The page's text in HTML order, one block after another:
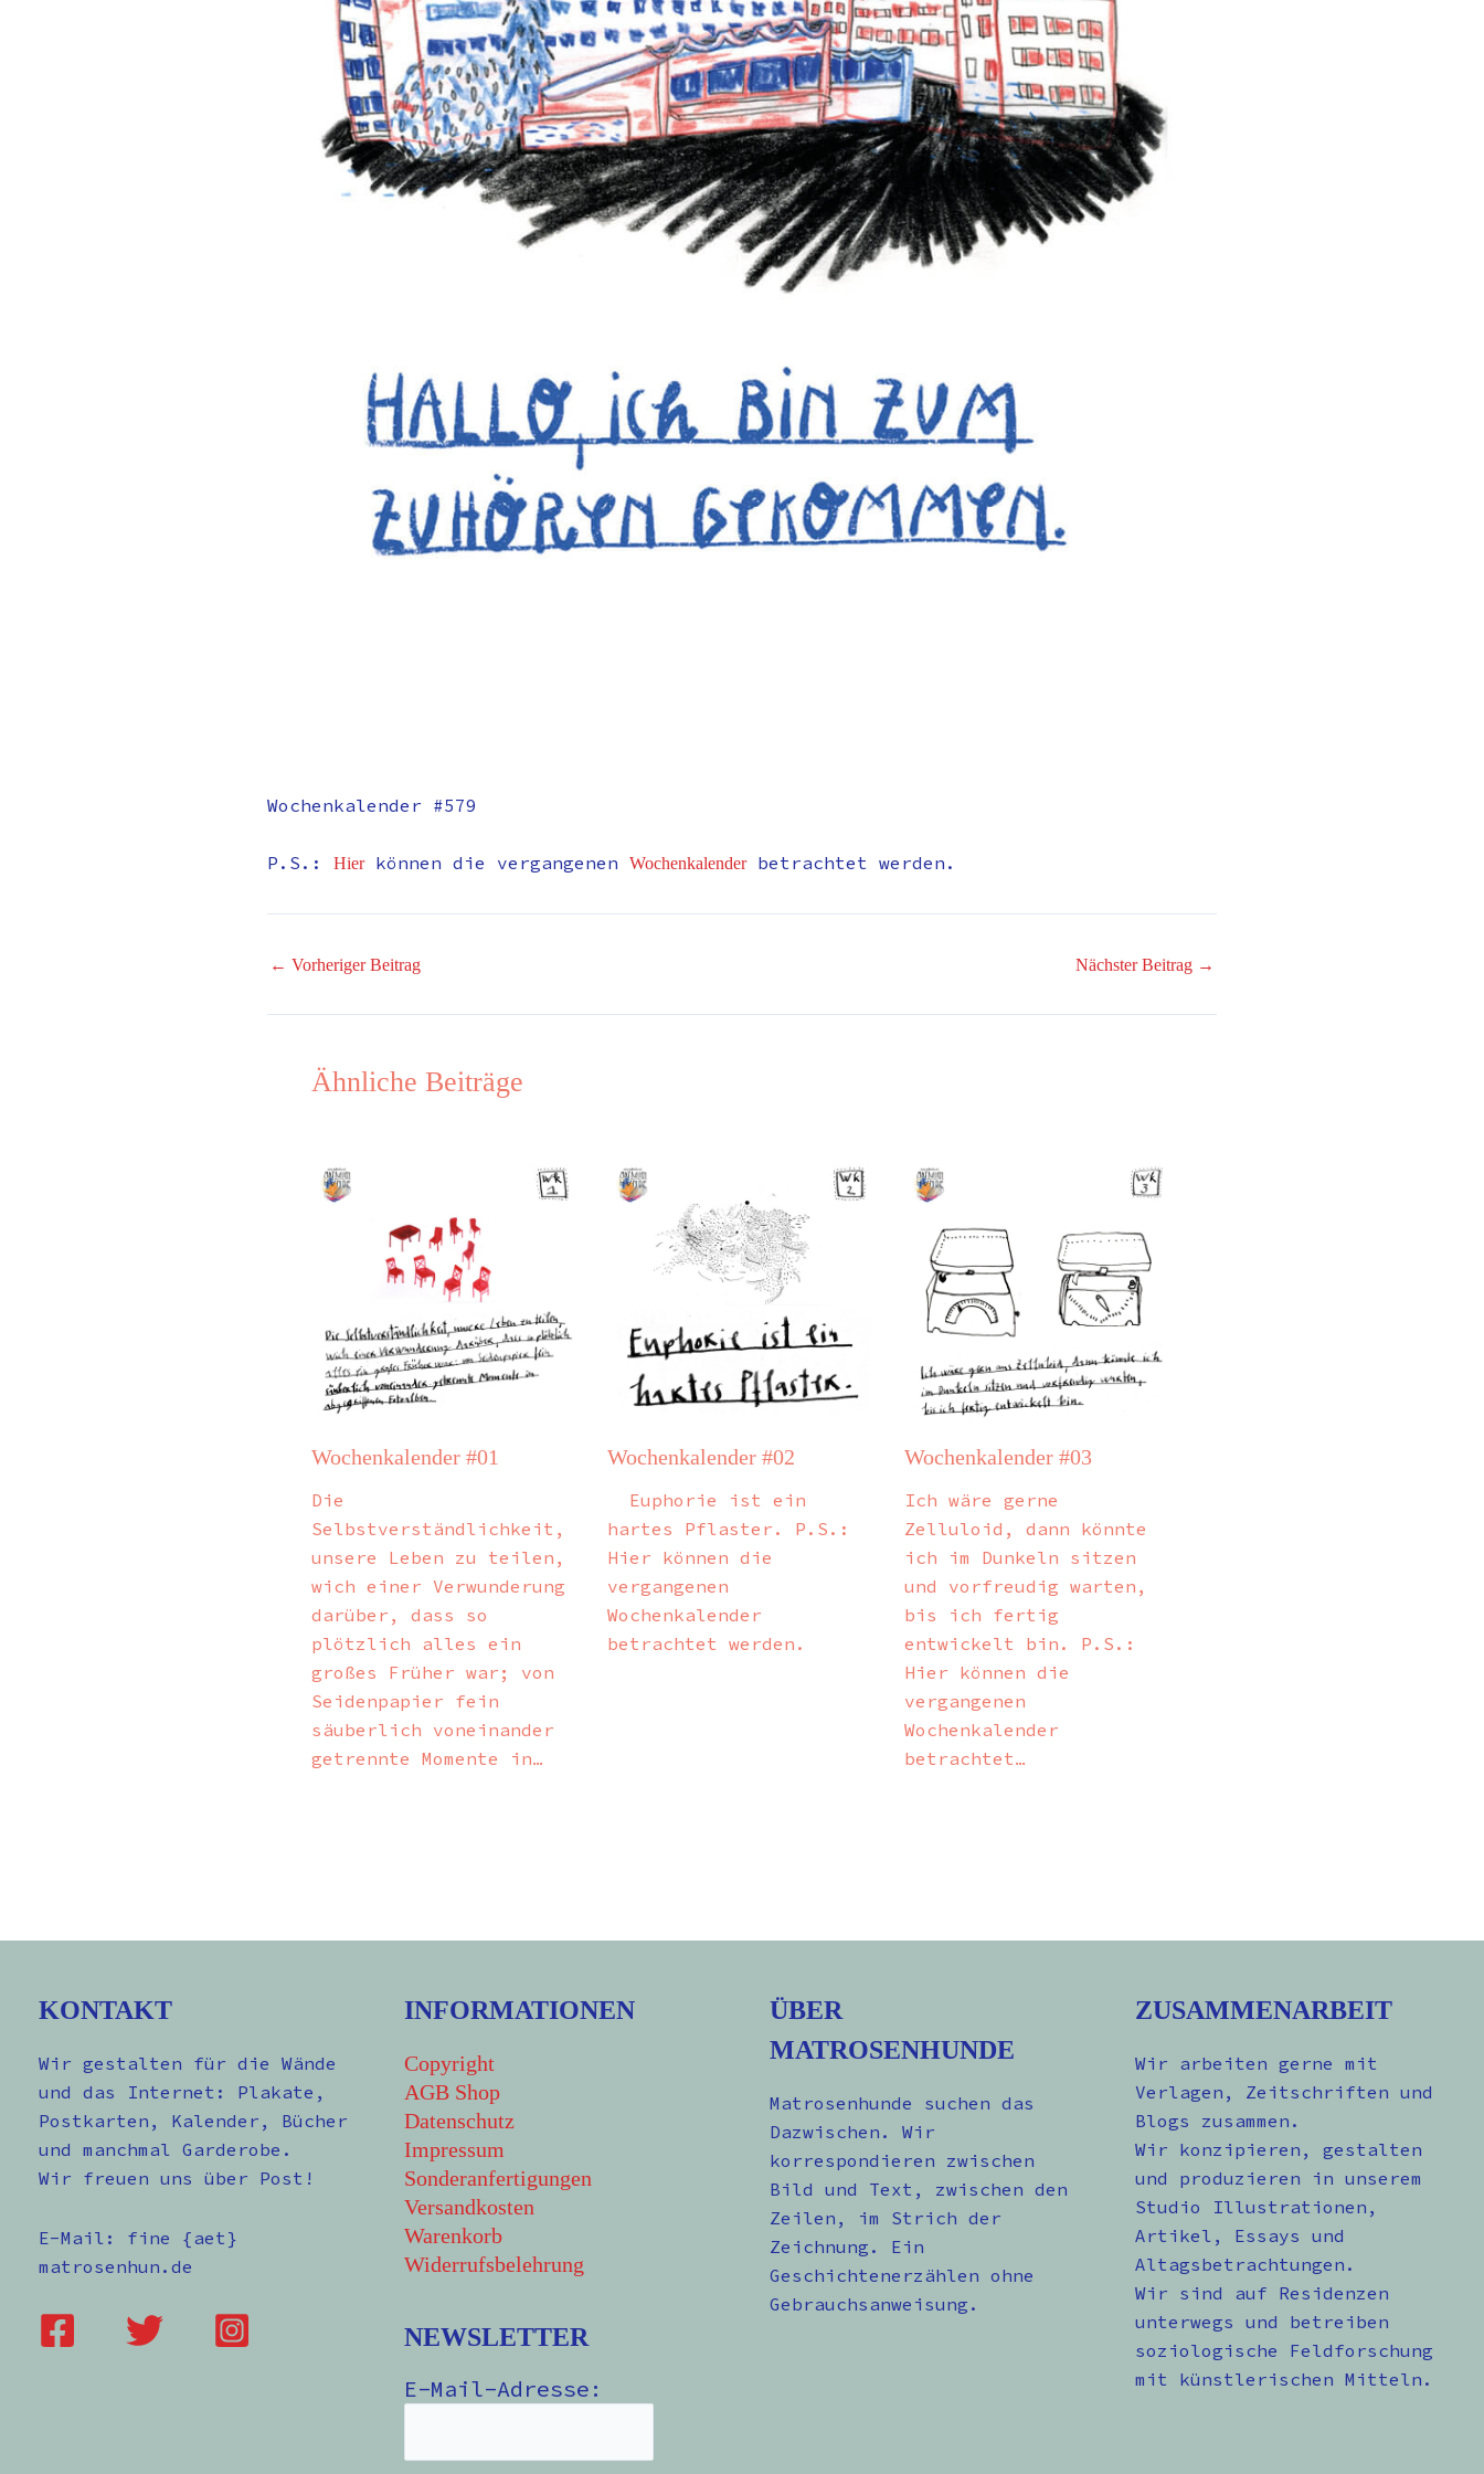
Wochenkalender #579
P.S.: Hierkönnen die vergangenen Wochenkalenderbetrachtet werden.
← Vorheriger Beitrag Nächster Beitrag →
Ähnliche Beiträge
Wochenkalender #01
Die
Selbstverständlichkeit,
unsere Leben zu teilen,
wich einer Verwunderung
darüber, dass so
plötzlich alles ein
großes Früher war; von
Seidenpapier fein
säuberlich voneinander
getrennte Momente in…
Wochenkalender #02
Euphorie ist ein
hartes Pflaster. P.S.:
Hier können die
vergangenen
Wochenkalender
betrachtet werden.
Wochenkalender #03
Ich wäre gerne
Zelluloid, dann könnte
ich im Dunkeln sitzen
und vorfreudig warten,
bis ich fertig
entwickelt bin. P.S.:
Hier können die
vergangenen
Wochenkalender
betrachtet…
KONTAKT
Wir gestalten für die Wände
und das Internet: Plakate,
Postkarten, Kalender, Bücher
und manchmal Garderobe.
Wir freuen uns über Post!
E-Mail: fine {aet}
matrosenhun.de
INFORMATIONEN
Copyright
AGB Shop
Datenschutz
Impressum
Sonderanfertigungen
Versandkosten
Warenkorb
Widerrufsbelehrung
NEWSLETTER
E-Mail-Adresse:
ÜBER
MATROSENHUNDE
Matrosenhunde suchen das
Dazwischen. Wir
korrespondieren zwischen
Bild und Text, zwischen den
Zeilen, im Strich der
Zeichnung. Ein
Geschichtenerzählen ohne
Gebrauchsanweisung.
ZUSAMMENARBEIT
Wir arbeiten gerne mit
Verlagen, Zeitschriften und
Blogs zusammen.
Wir konzipieren, gestalten
und produzieren in unserem
Studio Illustrationen,
Artikel, Essays und
Altagsbetrachtungen.
Wir sind auf Residenzen
unterwegs und betreiben
soziologische Feldforschung
mit künstlerischen Mitteln.